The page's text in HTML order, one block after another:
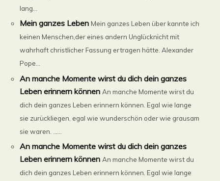
lang...
Mein ganzes Leben Mein ganzes Leben über kannte ich
keinen Menschen,der eines andern Unglücknicht mit
wahrhaft christlicher Fassung ertragen hätte. Alexander
Pope...
An manche Momente wirst du dich dein ganzes
Leben erinnern können An manche Momente wirst du
dich dein ganzes Leben erinnern können. Egal wie lange
sie zurückliegen, egal wie wunderschön oder wie grausam
sie waren. ......
An manche Momente wirst du dich dein ganzes
Leben erinnern können An manche Momente wirst du
dich dein ganzes Leben erinnern können. Egal wie lange